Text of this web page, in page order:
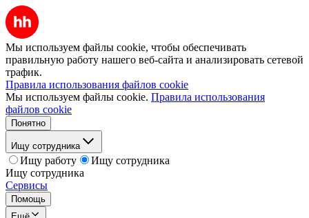
Мы используем файлы cookie, чтобы обеспечивать
правильную работу нашего веб-сайта и анализировать сетевой
трафик.
Правила использования файлов cookie
Мы используем файлы cookie. Правила использования
файлов cookie
Понятно
Ищу сотрудника
Ищу работу
Ищу сотрудника
Ищу сотрудника
Сервисы
Помощь